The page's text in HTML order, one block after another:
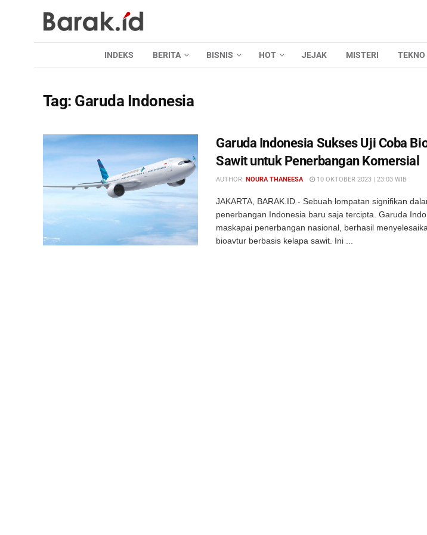
INDEKS BERITA BISNIS HOT JEJAK MISTERI TEKNO
Tag: Garuda Indonesia
Garuda Indonesia Sukses Uji Coba
Sawit untuk Penerbangan Komersial
AUTHOR: NOURA THANEESA 10 OKTOBER 2023 | 23:03 WIB
JAKARTA, BARAK.ID - Sebuah lompatan signifikan
penerbangan Indonesia baru saja tercipta. Garuda
maskapai penerbangan nasional, berhasil
bioavtur berbasis kelapa sawit. Ini ...